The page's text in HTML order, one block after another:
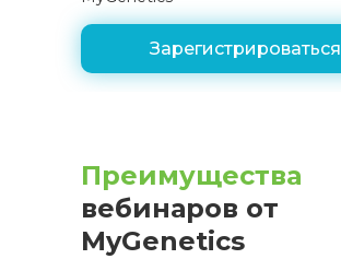
Зарегистрироваться
Преимущества
вебинаров от
MyGenetics